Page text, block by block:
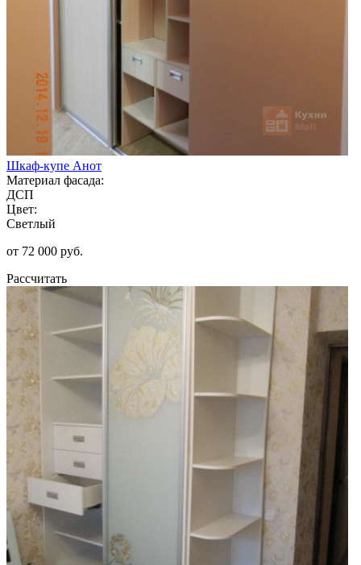
Шкаф-купе Анот
Материал фасада:
ДСП
Цвет:
Светлый
от 72 000 руб.
Рассчитать